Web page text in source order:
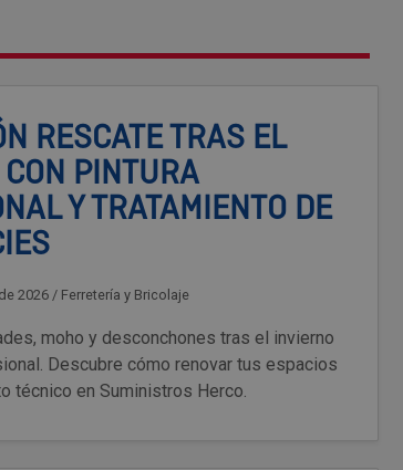
RESCATE TRAS EL
PINTURA
Y TRATAMIENTO DE
2026 / Ferretería y Bricolaje
moho y desconchones tras el invierno
Descubre cómo renovar tus espacios
técnico en Suministros Herco.